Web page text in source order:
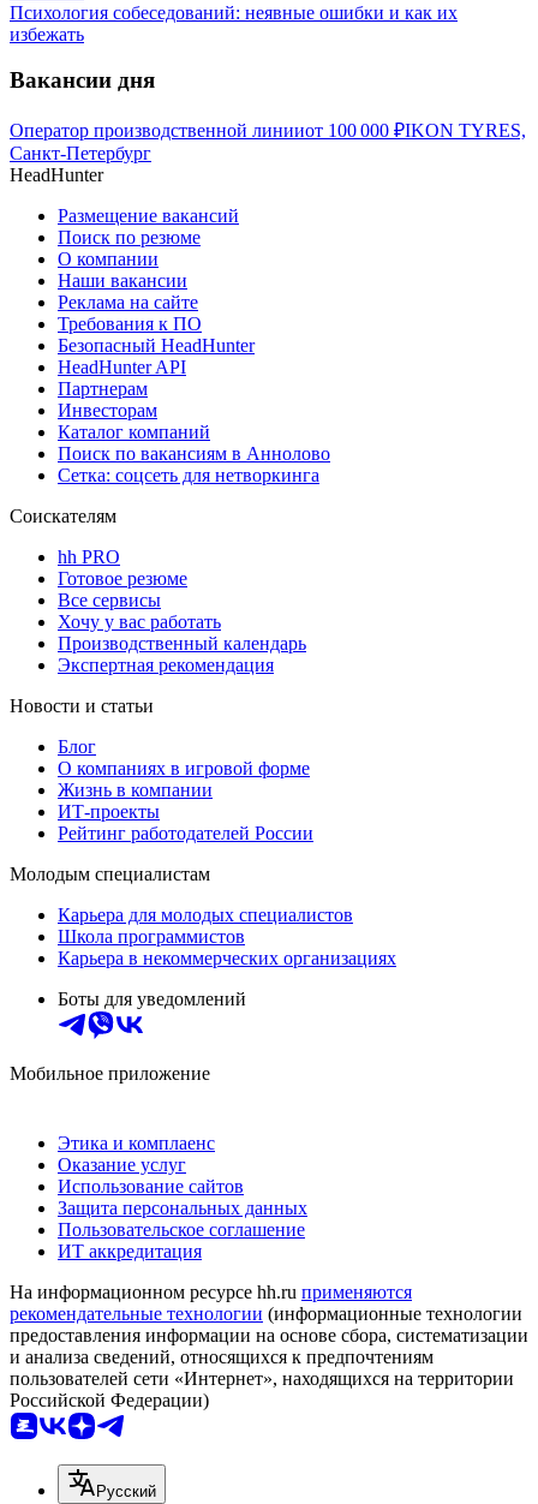
Психология собеседований: неявные ошибки и как их
избежать
Вакансии дня
Оператор производственной линииот 100 000 ₽IKON TYRES,
Санкт-Петербург
HeadHunter
Размещение вакансий
Поиск по резюме
О компании
Наши вакансии
Реклама на сайте
Требования к ПО
Безопасный HeadHunter
HeadHunter API
Партнерам
Инвесторам
Каталог компаний
Поиск по вакансиям в Аннолово
Сетка: соцсеть для нетворкинга
Соискателям
hh PRO
Готовое резюме
Все сервисы
Хочу у вас работать
Производственный календарь
Экспертная рекомендация
Новости и статьи
Блог
О компаниях в игровой форме
Жизнь в компании
ИТ-проекты
Рейтинг работодателей России
Молодым специалистам
Карьера для молодых специалистов
Школа программистов
Карьера в некоммерческих организациях
Боты для уведомлений
Мобильное приложение
Этика и комплаенс
Оказание услуг
Использование сайтов
Защита персональных данных
Пользовательское соглашение
ИТ аккредитация
На информационном ресурсе hh.ru применяются
рекомендательные технологии (информационные технологии
предоставления информации на основе сбора, систематизации
и анализа сведений, относящихся к предпочтениям
пользователей сети «Интернет», находящихся на территории
Российской Федерации)
Русский